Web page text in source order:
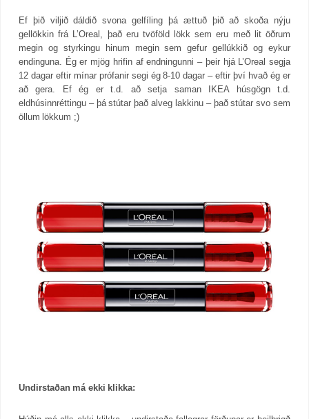
Ef þið viljið dáldið svona gelfíling þá ættuð þið að skoða nýju
gellökkin frá L’Oreal, það eru tvöföld lökk sem eru með lit öðrum
megin og styrkingu hinum megin sem gefur gellúkkið og eykur
endinguna. Ég er mjög hrifin af endningunni – þeir hjá L’Oreal segja
12 dagar eftir mínar prófanir segi ég 8-10 dagar – eftir því hvað ég er
að gera. Ef ég er t.d. að setja saman IKEA húsgögn t.d.
eldhúsinnréttingu – þá stútar það alveg lakkinu – það stútar svo sem
öllum lökkum ;)
Undirstaðan má ekki klikka: